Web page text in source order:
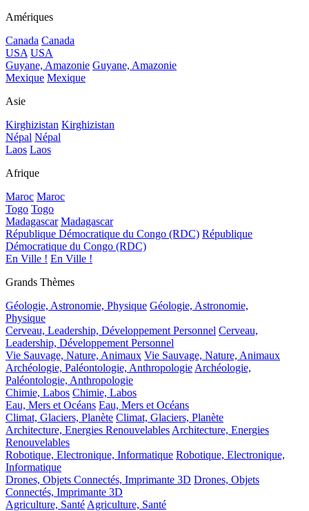
Amériques
Canada Canada
USA USA
Guyane, Amazonie Guyane, Amazonie
Mexique Mexique
Asie
Kirghizistan Kirghizistan
Népal Népal
Laos Laos
Afrique
Maroc Maroc
Togo Togo
Madagascar Madagascar
République Démocratique du Congo (RDC) République
Démocratique du Congo (RDC)
En Ville ! En Ville !
Grands Thèmes
Géologie, Astronomie, Physique Géologie, Astronomie,
Physique
Cerveau, Leadership, Développement Personnel Cerveau,
Leadership, Développement Personnel
Vie Sauvage, Nature, Animaux Vie Sauvage, Nature, Animaux
Archéologie, Paléontologie, Anthropologie Archéologie,
Paléontologie, Anthropologie
Chimie, Labos Chimie, Labos
Eau, Mers et Océans Eau, Mers et Océans
Climat, Glaciers, Planète Climat, Glaciers, Planète
Architecture, Energies Renouvelables Architecture, Energies
Renouvelables
Robotique, Electronique, Informatique Robotique, Electronique,
Informatique
Drones, Objets Connectés, Imprimante 3D Drones, Objets
Connectés, Imprimante 3D
Agriculture, Santé Agriculture, Santé